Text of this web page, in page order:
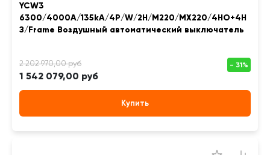
YCW3
6300/4000A/135kA/4P/W/2H/M220/MX220/4НО+4Н
З/Frame Воздушный автоматический выключатель
1 542 079,00 руб
Купить